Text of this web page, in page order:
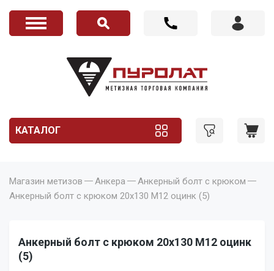
КАТАЛОГ
Магазин метизов Анкера
Анкерный болт с крюком
Анкерный болт с крюком 20x130 M12 оцинк (5)
Анкерный болт с крюком 20x130 M12 оцинк
(5)